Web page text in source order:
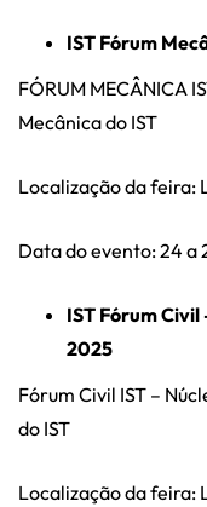
IST Fórum
FÓRUM MECÂNICA
Mecânica do IST
Localização da feira:
Data do evento: 24 a
IST Fórum
2025
Fórum Civil IST –
do IST
Localização da feira: